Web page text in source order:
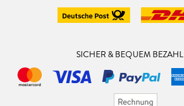
SICHER & BEQUEM